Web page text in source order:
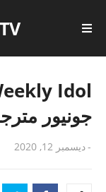
جونيور
-ديسمبر 12, 2020